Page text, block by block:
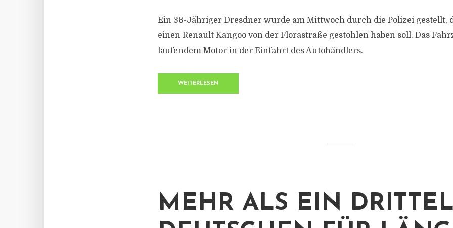
Ein 36-Jähriger Dresdner wurde am Mittwoch durch die Polizei gestellt,
einen Renault Kangoo von der Florastraße gestohlen haben soll. Das
laufendem Motor in der Einfahrt des Autohändlers.
WEITERLESEN
MEHR ALS EIN